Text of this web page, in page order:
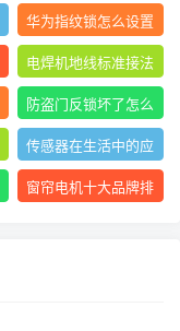
华为指纹锁怎么设置
指纹锁屏
电焊机地线标准接法
防盗门反锁坏了怎么
修
传感器在生活中的应
用论文2000字
窗帘电机十大品牌排